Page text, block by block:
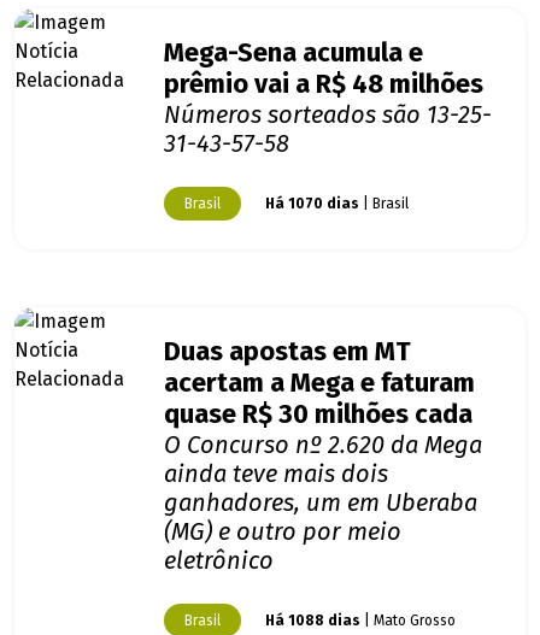
Mega-Sena acumula e
prêmio vai a R$ 48 milhões
Números sorteados são 13-25-
31-43-57-58
Brasil Há 1070 dias | Brasil
Duas apostas em MT
acertam a Mega e faturam
quase R$ 30 milhões cada
O Concurso nº 2.620 da Mega
ainda teve mais dois
ganhadores, um em Uberaba
(MG) e outro por meio
eletrônico
Brasil Há 1088 dias | Mato Grosso